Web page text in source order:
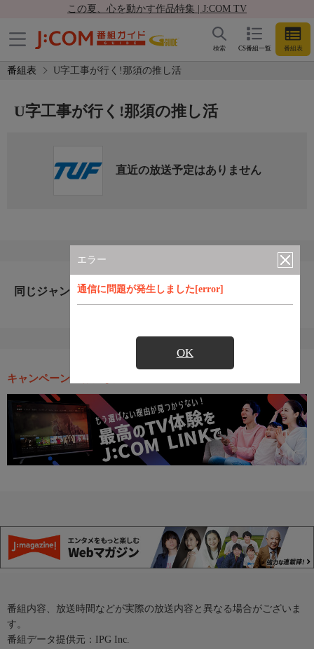
この夏、心を動かす作品特集 | J:COM TV
CS番組一覧 番組表
検索
番組表 U字工事が行く!那須の推し活
エラー
通信に問題が発生しました[error]
OK
U字工事が行く!那須の推し活
直近の放送予定はありません
同じジャンルのおすすめ番組
キャンペーン・お得な情報
番組内容、放送時間などが実際の放送内容と異なる場合がございま
す。
番組データ提供元：IPG Inc.